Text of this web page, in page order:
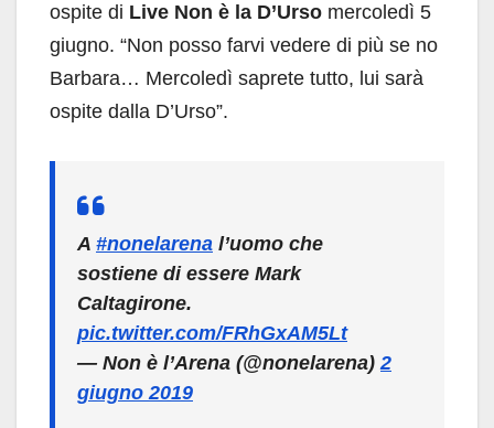
ospite di Live Non è la D’Urso mercoledì 5
giugno. “Non posso farvi vedere di più se no
Barbara… Mercoledì saprete tutto, lui sarà
ospite dalla D’Urso”.
A #nonelarena l’uomo che
sostiene di essere Mark
Caltagirone.
pic.twitter.com/FRhGxAM5Lt
— Non è l’Arena (@nonelarena)2
giugno 2019